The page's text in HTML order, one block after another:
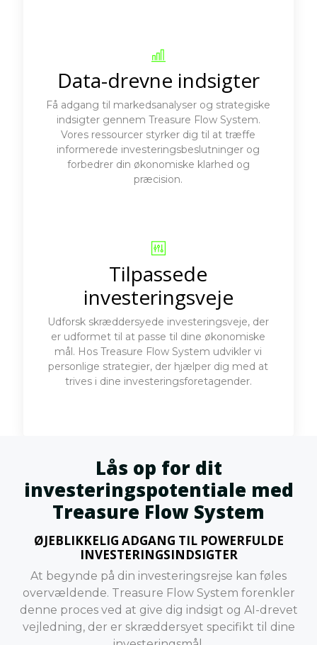
Data-drevne indsigter
Få adgang til markedsanalyser og strategiske
indsigter gennem Treasure Flow System.
Vores ressourcer styrker dig til at træffe
informerede investeringsbeslutninger og
forbedrer din økonomiske klarhed og
præcision.
Tilpassede
investeringsveje
Udforsk skræddersyede investeringsveje, der
er udformet til at passe til dine økonomiske
mål. Hos Treasure Flow System udvikler vi
personlige strategier, der hjælper dig med at
trives i dine investeringsforetagender.
Lås op for dit
investeringspotentiale med
Treasure Flow System
ØJEBLIKKELIG ADGANG TIL POWERFULDE
INVESTERINGSINDSIGTER
At begynde på din investeringsrejse kan føles
overvældende. Treasure Flow System forenkler
denne proces ved at give dig indsigt og AI-drevet
vejledning, der er skræddersyet specifikt til dine